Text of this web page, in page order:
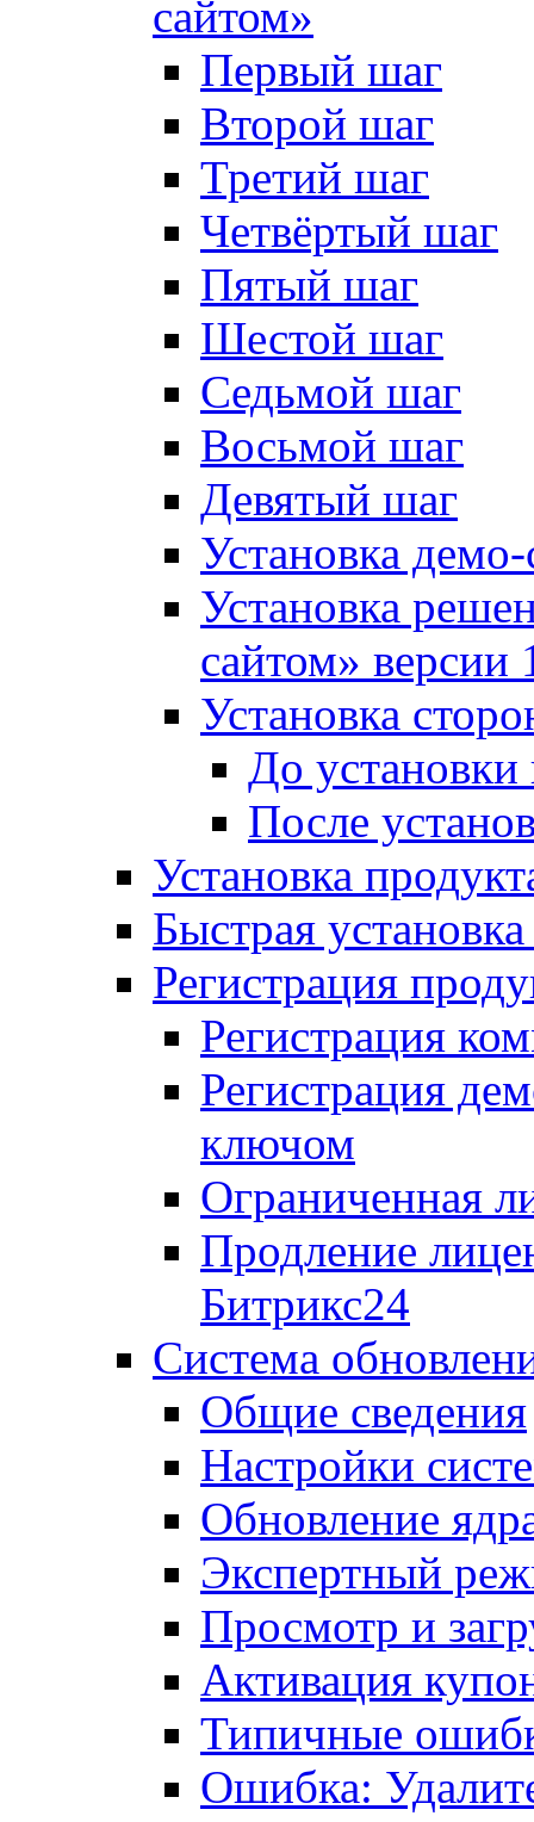
сайтом»
Первый шаг
Второй шаг
Третий шаг
Четвёртый шаг
Пятый шаг
Шестой шаг
Седьмой шаг
Восьмой шаг
Девятый шаг
Установка
Установка
сайтом»
Установка
До установки
После
Установка
Быстрая
Регистрация
Регистрация
Регистрация
ключом
Ограниченная
Продление
Битрикс24
Система
Общие сведения
Настройки
Обновление
Экспертный
Просмотр и
Активация
Типичные
Ошибка: